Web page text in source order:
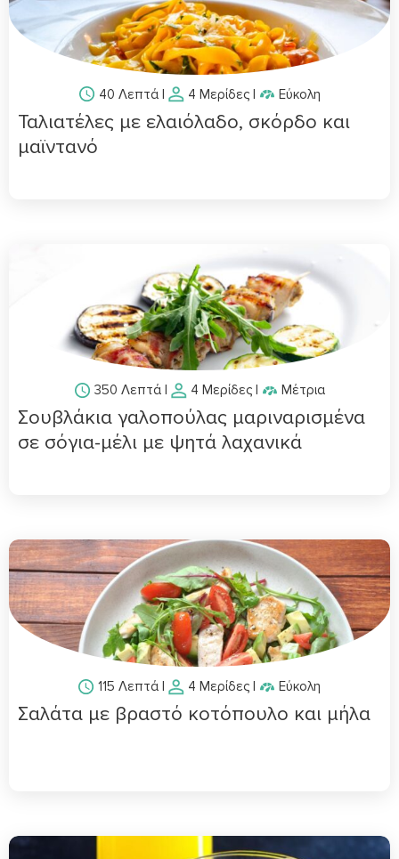
40 Λεπτά| 4 Μερίδες| Εύκολη
Ταλιατέλες με ελαιόλαδο, σκόρδο και
μαϊντανό
350 Λεπτά| 4 Μερίδες| Μέτρια
Σουβλάκια γαλοπούλας μαριναρισμένα
σε σόγια-μέλι με ψητά λαχανικά
115 Λεπτά | 4 Μερίδες | Εύκολη
Σαλάτα με βραστό κοτόπουλο και μήλα